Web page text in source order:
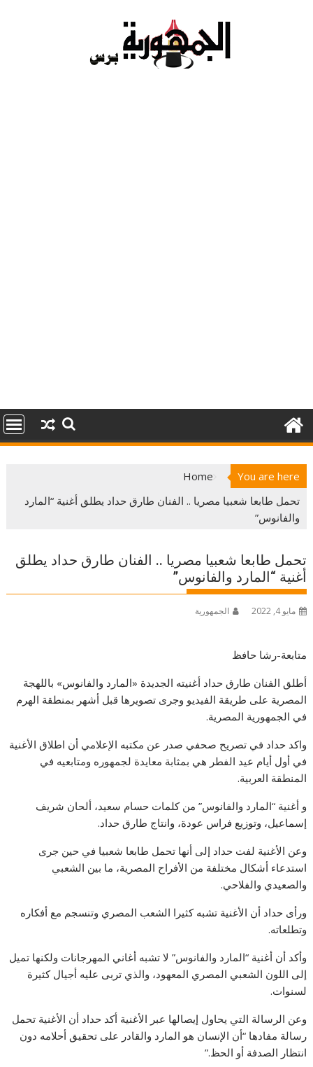
You are here
Home
تحمل طابعا شعبيا مصريا .. الفنان طارق حداد يطلق أغنية “المارد
والفانوس”
تحمل طابعا شعبيا مصريا .. الفنان طارق حداد يطلق
أغنية “المارد والفانوس”
مايو 4, 2022 الجمهورية
متابعة-رشا حافظ
أطلق الفنان طارق حداد أغنيته الجديدة «المارد والفانوس» باللهجة
المصرية على طريقة الفيديو وجرى تصويرها قبل أشهر بمنطقة الهرم
في الجمهورية المصرية.
واكد حداد في تصريح صحفي صدر عن مكتبه الإعلامي أن اطلاق الأغنية
في أول أيام عيد الفطر هي بمثابة معايدة لجمهوره ومتابعيه في
المنطقة العربية.
و أغنية “المارد والفانوس” من كلمات حسام سعيد، ألحان شريف
إسماعيل، وتوزيع فراس عودة، وانتاج طارق حداد.
وعن الأغنية لفت حداد إلى أنها تحمل طابعا شعبيا في حين جرى
استدعاء أشكال مختلفة من الأفراح المصرية، ما بين الشعبي
والصعيدي والفلاحي.
ورأى حداد أن الأغنية تشبه كثيرا الشعب المصري وتنسجم مع أفكاره
وتطلعاته.
وأكد أن أغنية “المارد والفانوس” لا تشبه أغاني المهرجانات ولكنها تميل
إلى اللون الشعبي المصري المعهود، والذي تربى عليه أجيال كثيرة
لسنوات.
وعن الرسالة التي يحاول إيصالها عبر الأغنية أكد حداد أن الأغنية تحمل
رسالة مفادها “أن الإنسان هو المارد والقادر على تحقيق أحلامه دون
انتظار الصدفة أو الحظ.”